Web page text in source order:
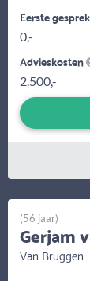
Eerste gesprek
0,-
Advieskosten
2.500,-
(56 jaar)
Gerjam
Van Bruggen